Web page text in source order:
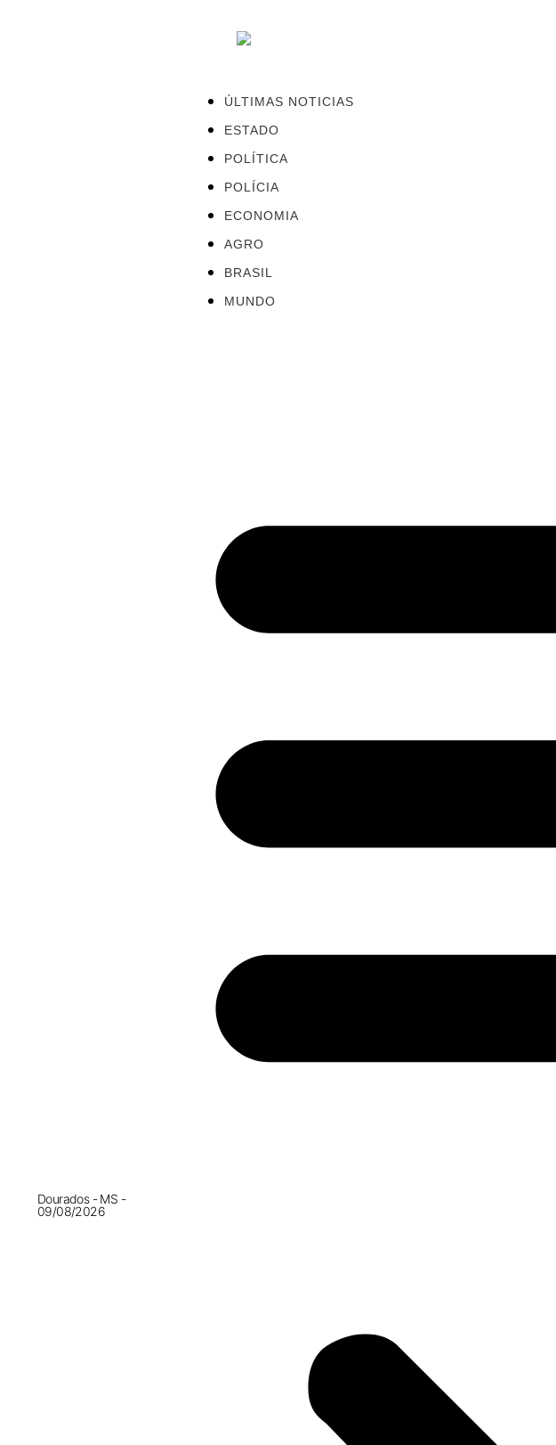
Dourados - MS -
09/08/2026
ÚLTIMAS NOTICIAS
ESTADO
POLÍTICA
POLÍCIA
ECONOMIA
AGRO
BRASIL
MUNDO